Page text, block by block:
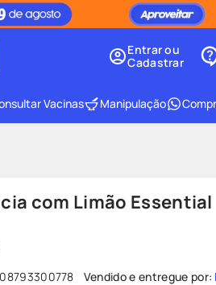
Entrar ou
Cadastrar
Vacinas Manipulação
com Limão Essential
Vendido e entregue por: